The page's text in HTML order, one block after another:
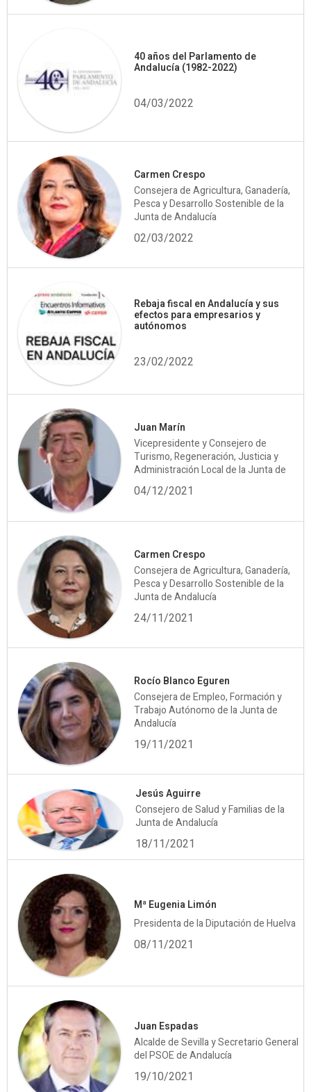
40 años del Parlamento de
Andalucía (1982-2022)
04/03/2022
Carmen Crespo
Consejera de Agricultura, Ganadería,
Pesca y Desarrollo Sostenible de la
Junta de Andalucía
02/03/2022
Rebaja fiscal en Andalucía y sus
efectos para empresarios y
autónomos
23/02/2022
Juan Marín
Vicepresidente y Consejero de
Turismo, Regeneración, Justicia y
Administración Local de la Junta de
04/12/2021
Carmen Crespo
Consejera de Agricultura, Ganadería,
Pesca y Desarrollo Sostenible de la
Junta de Andalucía
24/11/2021
Rocío Blanco Eguren
Consejera de Empleo, Formación y
Trabajo Autónomo de la Junta de
Andalucía
19/11/2021
Jesús Aguirre
Consejero de Salud y Familias de la
Junta de Andalucía
18/11/2021
Mª Eugenia Limón
Presidenta de la Diputación de Huelva
08/11/2021
Juan Espadas
Alcalde de Sevilla y Secretario General
del PSOE de Andalucía
19/10/2021